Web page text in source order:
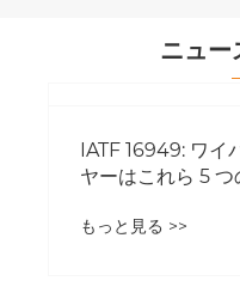
ニュー
IATF 16949: ワイ
ヤーはこれら 5 つ
もっと見る >>